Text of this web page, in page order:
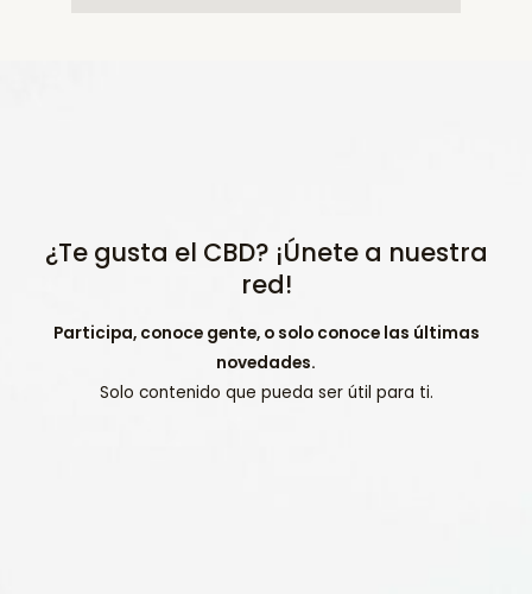
¿Te gusta el CBD? ¡Únete a nuestra
red!
Participa, conoce gente, o solo conoce las últimas
novedades.
Solo contenido que pueda ser útil para ti.